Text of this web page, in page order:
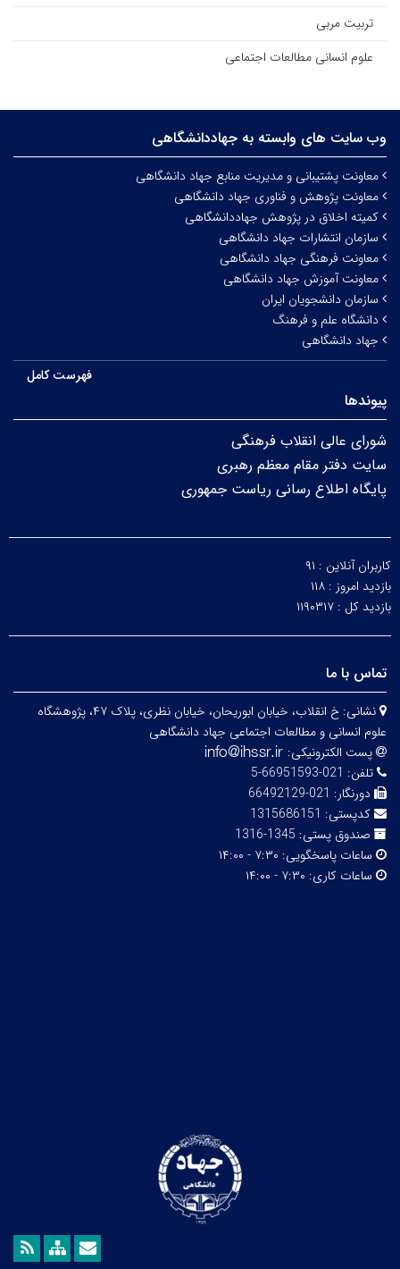
تربیت مربی
علوم انسانی مطالعات اجتماعی
وب سایت های وابسته به جهاددانشگاهی
معاونت پشتیبانی و مدیریت منابع جهاد دانشگاهی
معاونت پژوهش و فناوری جهاد دانشگاهی
کمیته اخلاق در پژوهش جهاددانشگاهی
سازمان انتشارات جهاد دانشگاهی
معاونت فرهنگی جهاد دانشگاهی
معاونت آموزش جهاد دانشگاهی
سازمان دانشجویان ایران
دانشگاه علم و فرهنگ
جهاد دانشگاهی
فهرست کامل
پیوندها
شورای عالی انقلاب فرهنگی
سایت دفتر مقام معظم رهبری
پایگاه اطلاع رسانی ریاست جمهوری
کاربران آنلاین : ۹۱
بازدید امروز : ۱۱۸
بازدید کل : ۱۱۹۰۳۱۷
تماس با ما
نشانی:
خ انقلاب، خیابان ابوریحان، خیابان نظری، پلاک ۴۷، پژوهشگاه
علوم انسانی و مطالعات اجتماعی جهاد دانشگاهی
پست الکترونیکی:
تلفن: 021-66951593-5
دورنگار: 021-66492129
کدپستی: 1315686151
صندوق پستی: 1345-1316
ساعات پاسخگویی: ۷:۳۰ - ۱۴:۰۰
ساعات کاری: ۷:۳۰ - ۱۴:۰۰